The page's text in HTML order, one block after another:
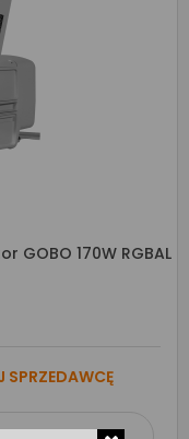
GOBO 170W RGBAL
SPRZEDAWCĘ